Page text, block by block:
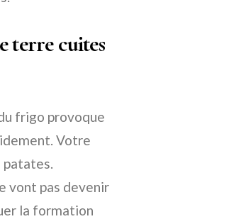
terre cuites
frigo provoque
Votre
vont pas devenir
la formation